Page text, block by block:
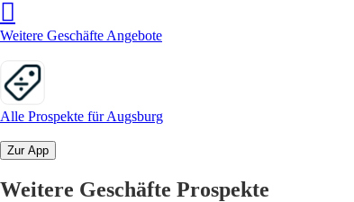
Weitere Geschäfte Angebote
Alle Prospekte für Augsburg
Zur App
Weitere Geschäfte Prospekte